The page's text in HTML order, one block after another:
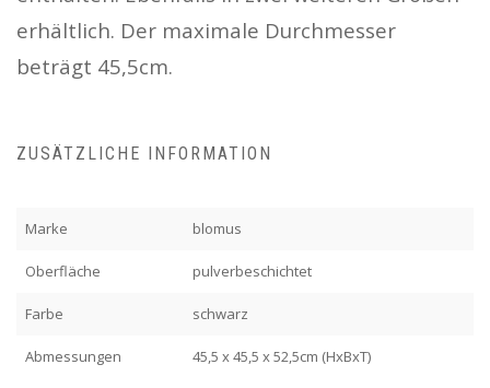
erhältlich. Der maximale Durchmesser
beträgt 45,5cm.
ZUSÄTZLICHE INFORMATION
Marke blomus
Oberfläche pulverbeschichtet
Farbe schwarz
Abmessungen 45,5 x 45,5 x 52,5cm (HxBxT)